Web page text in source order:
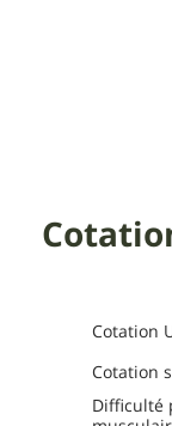
Cotation
Cotation
Définition des
Définition des
Difficulté